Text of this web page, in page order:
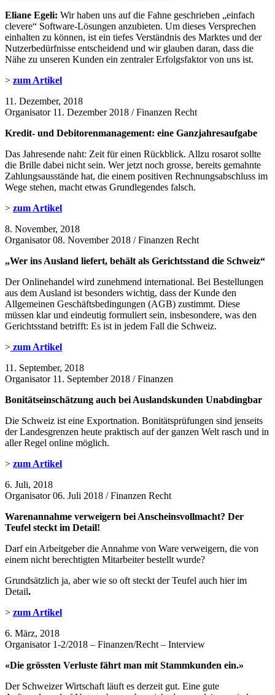
Eliane Egeli: Wir haben uns auf die Fahne geschrieben „einfach
clevere“ Software-Lösungen anzubieten. Um dieses Versprechen
einhalten zu können, ist ein tiefes Verständnis des Marktes und der
Nutzerbedürfnisse entscheidend und wir glauben daran, dass die
Nähe zu unseren Kunden ein zentraler Erfolgsfaktor von uns ist.
> zum Artikel
11. Dezember, 2018
Organisator 11. Dezember 2018 / Finanzen Recht
Kredit- und Debitorenmanagement: eine Ganzjahresaufgabe
Das Jahresende naht: Zeit für einen Rückblick. Allzu rosarot sollte
die Brille dabei nicht sein. Wer jetzt noch grosse, bereits gemahnte
Zahlungsausstände hat, die einem positiven Rechnungsabschluss im
Wege stehen, macht etwas Grundlegendes falsch.
> zum Artikel
8. November, 2018
Organisator 08. November 2018 / Finanzen Recht
„Wer ins Ausland liefert, behält als Gerichtsstand die Schweiz“
Der Onlinehandel wird zunehmend international. Bei Bestellungen
aus dem Ausland ist besonders wichtig, dass der Kunde den
Allgemeinen Geschäftsbedingungen (AGB) zustimmt. Diese
müssen klar und eindeutig formuliert sein, insbesondere, was den
Gerichtsstand betrifft: Es ist in jedem Fall die Schweiz.
> zum Artikel
11. September, 2018
Organisator 11. September 2018 / Finanzen
Bonitätseinschätzung auch bei Auslandskunden Unabdingbar
Die Schweiz ist eine Exportnation. Bonitätsprüfungen sind jenseits
der Landesgrenzen heute praktisch auf der ganzen Welt rasch und in
aller Regel online möglich.
> zum Artikel
6. Juli, 2018
Organisator 06. Juli 2018 / Finanzen Recht
Warenannahme verweigern bei Anscheinsvollmacht? Der
Teufel steckt im Detail!
Darf ein Arbeitgeber die Annahme von Ware verweigern, die von
einem nicht berechtigten Mitarbeiter bestellt wurde?
Grundsätzlich ja, aber wie so oft steckt der Teufel auch hier im
Detail.
> zum Artikel
6. März, 2018
Organisator 1-2/2018 – Finanzen/Recht – Interview
«Die grössten Verluste fährt man mit Stammkunden ein.»
Der Schweizer Wirtschaft läuft es derzeit gut. Eine gute